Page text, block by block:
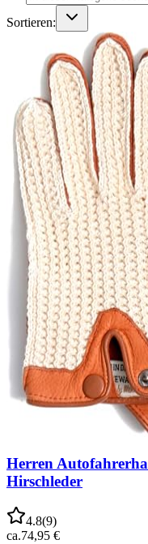
Sortieren:
Herren
Hirschleder
4.8(9)
ca.74,95 €